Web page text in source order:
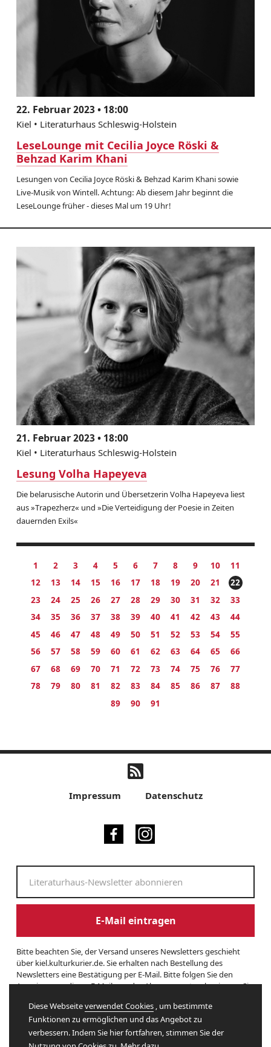
22. Februar 2023 • 18:00
Kiel • Literaturhaus Schleswig-Holstein
LeseLounge mit Cecilia Joyce Röski &
Behzad Karim Khani
Lesungen von Cecilia Joyce Röski & Behzad Karim Khani sowie
Live-Musik von Wintell. Achtung: Ab diesem Jahr beginnt die
LeseLounge früher - dieses Mal um 19 Uhr!
21. Februar 2023 • 18:00
Kiel • Literaturhaus Schleswig-Holstein
Lesung Volha Hapeyeva
Die belarusische Autorin und Übersetzerin Volha Hapeyeva liest
aus »Trapezherz« und »Die Verteidigung der Poesie in Zeiten
dauernden Exils«
1 2 3 4 5 6 7 8 9 10
11
12
13 14 15 16 17 18 19 20 21
22
23
24 25 26 27 28 29 30 31 32
33
34
35 36 37 38 39 40 41 42 43
44
45
46 47 48 49 50 51 52 53 54
55
56
57 58 59 60 61 62 63 64 65
66
67
68 69 70 71 72 73 74 75 76
77
78
79 80 81 82 83 84 85 86 87
88
89
90 91
Impressum Datenschutz
E-Mail eintragen
Bitte beachten Sie, der Versand unseres Newsletters geschieht
über kiel.kulturkurier.de. Sie erhalten nach Bestellung des
Newsletters eine Bestätigung per E-Mail. Bitte folgen Sie den
Anweisungen dieser E-Mail, um das Abonnement zu beginnen. Sie
Ende eines Newsletters entsprechende Informationen. Und hier
finden Sie unsereDatenschutzerklärung.
Diese Webseiteverwendet Cookies , um bestimmte
Funktionen zu ermöglichen und das Angebot zu
verbessern. Indem Sie hier fortfahren, stimmen Sie der